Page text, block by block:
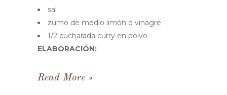
sal
zumo de medio limón o vinagre
1/2 cucharada curry en polvo
ELABORACIÓN:
Read More